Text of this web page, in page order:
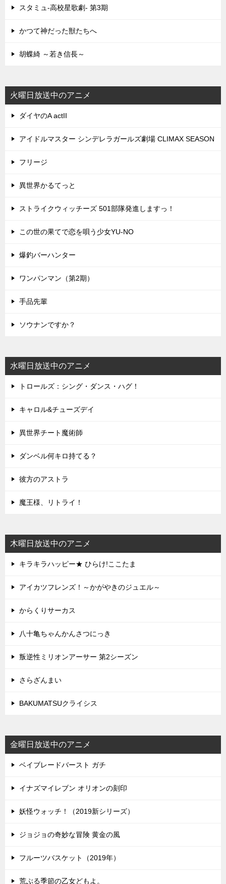
スタミュ-高校星歌劇- 第3期
かつて神だった獣たちへ
胡蝶綺 ～若き信長～
火曜日放送中のアニメ
ダイヤのA actII
アイドルマスター シンデレラガールズ劇場 CLIMAX SEASON
フリージ
異世界かるてっと
ストライクウィッチーズ 501部隊発進しますっ！
この世の果てで恋を唄う少女YU-NO
爆釣バーハンター
ワンパンマン（第2期）
手品先輩
ソウナンですか？
水曜日放送中のアニメ
トロールズ：シング・ダンス・ハグ！
キャロル&チューズデイ
異世界チート魔術師
ダンベル何キロ持てる？
彼方のアストラ
魔王様、リトライ！
木曜日放送中のアニメ
キラキラハッピー★ ひらけ!ここたま
アイカツフレンズ！～かがやきのジュエル～
からくりサーカス
八十亀ちゃんかんさつにっき
叛逆性ミリオンアーサー 第2シーズン
さらざんまい
BAKUMATSUクライシス
金曜日放送中のアニメ
ベイブレードバースト ガチ
イナズマイレブン オリオンの刻印
妖怪ウォッチ！（2019新シリーズ）
ジョジョの奇妙な冒険 黄金の風
フルーツバスケット（2019年）
荒ぶる季節の乙女どもよ。